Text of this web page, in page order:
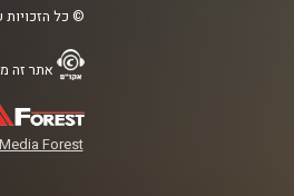
© כל הזכויות
אתר זה
Forest